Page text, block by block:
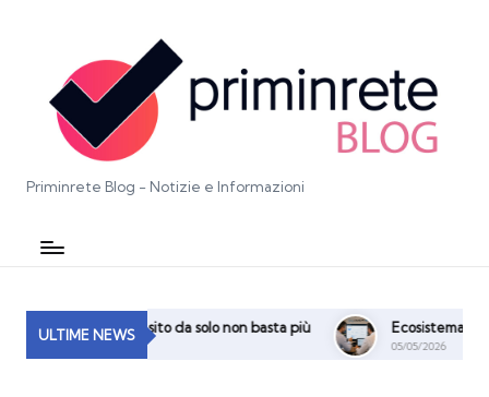
Priminrete Blog - Notizie e Informazioni
ULTIME NEWS
perché un sito da solo non basta più Ecosistema
05/05/2026